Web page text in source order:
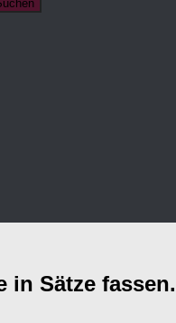
in Sätze